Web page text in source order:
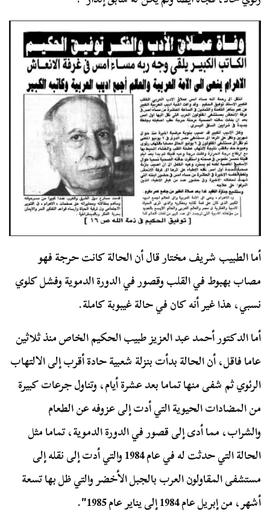
أما الطبيب شريف مختار قال أن الحالة كانت حرجة فهو
مصاب بهبوط في القلب وقصور في الدورة الدموية وفشل كلوي
نسبي، هذا غير أنه كان في حالة غيبوبة كاملة.
أما الدكتور أحمد عبد العزيز طبيب الحكيم الخاص منذ ثلاثين
عاما فاقل، أن الحالة بدأت بنزلة شعبية حادة أقرب إلى الالتهاب
الرئوي ثم شفى منها تماما بعد عشرة أيام، وتناول جرعات كبيرة
من المضادات الحيوية التي أدت إلى عزوفه عن الطعام
والشراب، مما أدى إلى قصور في الدورة الدموية، تماما مثل
الحالة التي حدثت له في عام 1984 والتي أدت إلى نقله إلى
مستشفى المقاولون العرب بالجبل الأخضر والتي ظل بها تسعة
أشهر، من إبريل عام 1984 إلى يناير عام 1985″.